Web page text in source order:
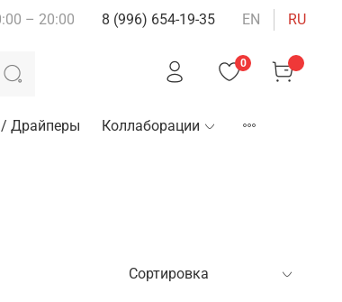
– 20:00 8 (996) 654-19-35 EN RU
0
/ Драйперы Коллаборации